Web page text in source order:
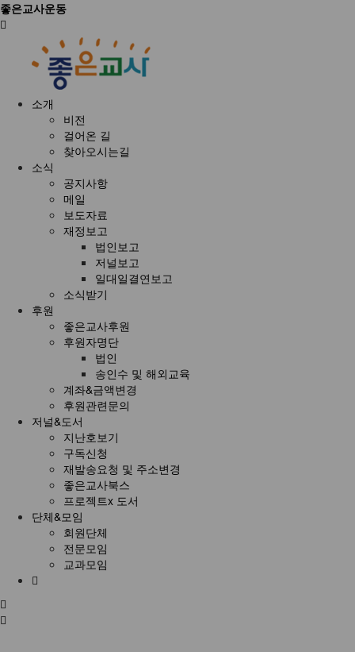
좋은교사운동
소개
비전
걸어온 길
찾아오시는길
소식
공지사항
메일
보도자료
재정보고
법인보고
저널보고
일대일결연보고
소식받기
후원
좋은교사후원
후원자명단
법인
송인수 및 해외교육
계좌&금액변경
후원관련문의
저널&도서
지난호보기
구독신청
재발송요청 및 주소변경
좋은교사북스
프로젝트x 도서
단체&모임
회원단체
전문모임
교과모임